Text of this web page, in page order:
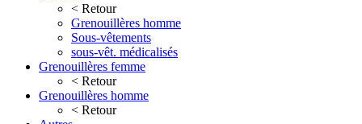
< Retour
Grenouillères homme
Sous-vêtements
sous-vêt. médicalisés
Grenouillères femme
< Retour
Grenouillères homme
< Retour